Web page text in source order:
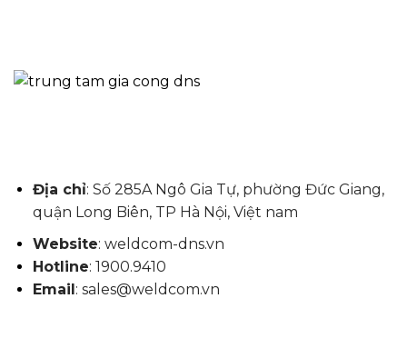
Địa chỉ: Số 285A Ngô Gia Tự, phường Đức Giang,
quận Long Biên, TP Hà Nội, Việt nam
Website: weldcom-dns.vn
Hotline: 1900.9410
Email: sales@weldcom.vn